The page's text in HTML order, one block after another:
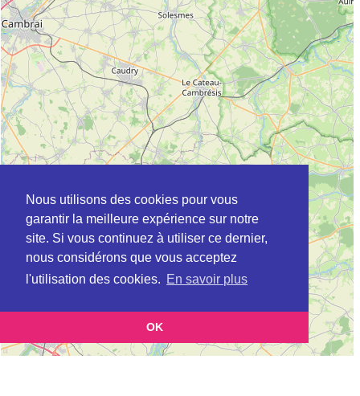
Nous utilisons des cookies pour vous
garantir la meilleure expérience sur notre
site. Si vous continuez à utiliser ce dernier,
nous considérons que vous acceptez
l'utilisation des cookies. En savoir plus
OK